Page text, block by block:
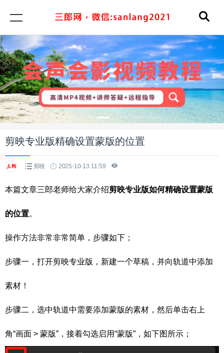
剪映专业版精确设置蒙版的位置
剪映 2025-10-13 11:59
本篇文章三郎老师给大家介绍剪映专业版如何精确设置蒙版
的位置。
操作方法非常非常简单，步骤如下；
步骤一，打开剪映专业版，新建一个草稿，并向轨道中添加
素材！
步骤二，选中轨道中需要添加蒙版的素材，然后单击右上
角“画面 > 蒙版”，接着勾选启用“蒙版”，如下图所示；